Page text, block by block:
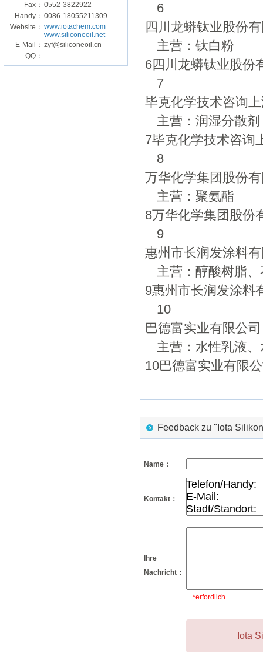
Fax： 0552-3822922
Handy： 0086-18055211309
Website： www.iotachem.com
www.siliconeoil.net
E-Mail： zyf@siliconeoil.cn
QQ：
6
四川龙蟒钛业股份
主营：钛白粉
6四川龙蟒钛业股份
7
毕克化学技术咨询
主营：润湿分散剂
7毕克化学技术咨询
8
万华化学集团股份
主营：聚氨酯
8万华化学集团股份
9
惠州市长润发涂料
主营：醇酸树脂
9惠州市长润发涂料
10
巴德富实业有限公司
主营：水性乳液
10巴德富实业有限
Feedback zu "Iota
Name：
Kontakt：
Ihre
Nachricht：
*erfordlich
Iota